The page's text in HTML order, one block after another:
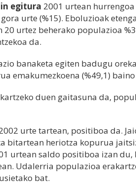
egitura 2001 urtean hurrengoa
urte (%15). Eboluzioak
urtez beherako populazioa
da.
banaketa egiten badugu
emakumezkoena (%49,1)
duen gaitasuna da,
urte tartean, positiboa da.
bitartean heriotza kopurua
urtean saldo positiboa izan du,
Udalerria populazioa
bat.